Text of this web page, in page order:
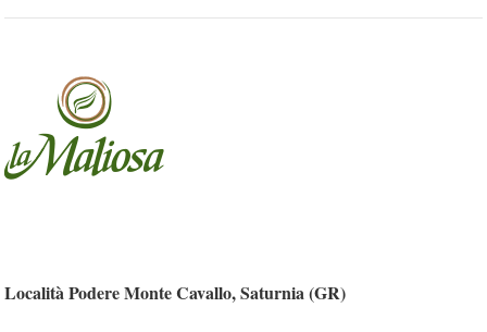
Località Podere Monte Cavallo, Saturnia (GR)